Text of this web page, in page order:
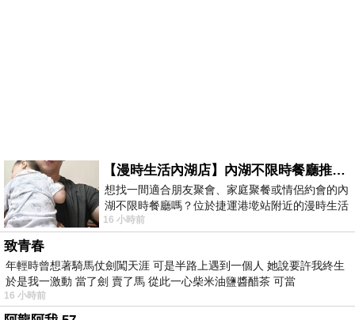
【漫時生活內湖店】內湖不限時餐廳推薦｜捷運港墘站美食，聚餐、約會、家庭聚會首選，正餐甜點一次滿足
想找一間適合朋友聚會、家庭聚餐或情侶約會的內
湖不限時餐廳嗎？位於捷運港墘站附近的漫時生活
內湖店，從捷運站步行約4分鐘即可抵
16 小時前
致青春
年輕時曾想著騎馬仗劍闖天涯 可是半路上遇到一個人 她說要許我終生
於是我一激動 當了劍 賣了馬 從此一心柴米油鹽醬醋茶 可當
16 小時前